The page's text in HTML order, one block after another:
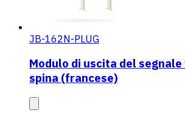
JB-162N-PLUG
Modulo di uscita del
spina (francese)